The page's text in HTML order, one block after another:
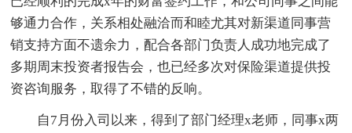
够通力合作，关系相处融洽而和睦尤其对新渠道同事营
销支持方面不遗余力，配合各部门负责人成功地完成了
多期周末投资者报告会，也已经多次对保险渠道提供投
资咨询服务，取得了不错的反响。
自7月份入司以来，得到了部门经理x老师，同事x两